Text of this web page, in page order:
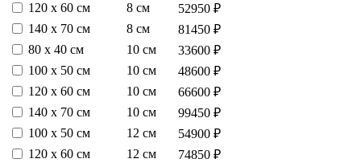
120 х 60 см
8 см
52950 ₽
140 х 70 см
8 см
81450 ₽
80 х 40 см
10 см
33600 ₽
100 х 50 см
10 см
48600 ₽
120 х 60 см
10 см
66600 ₽
140 х 70 см
10 см
99450 ₽
100 х 50 см
12 см
54900 ₽
120 х 60 см
12 см
74850 ₽